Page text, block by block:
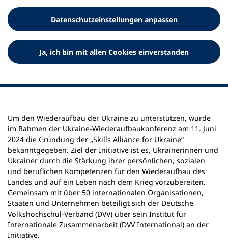
i
Datenschutz­einstellungen anpassen
Ja, ich bin mit allen Cookies einverstanden
Landes
DVV International ist Partner der „Skills Alliance for
Ukraine“
Um den Wiederaufbau der Ukraine zu unterstützen, wurde
im Rahmen der Ukraine-Wiederaufbaukonferenz am 11. Juni
2024 die Gründung der „Skills Alliance for Ukraine“
bekanntgegeben. Ziel der Initiative ist es, Ukrainerinnen und
Ukrainer durch die Stärkung ihrer persönlichen, sozialen
und beruflichen Kompetenzen für den Wiederaufbau des
Landes und auf ein Leben nach dem Krieg vorzubereiten.
Gemeinsam mit über 50 internationalen Organisationen,
Staaten und Unternehmen beteiligt sich der Deutsche
Volkshochschul-Verband (DVV) über sein Institut für
Internationale Zusammenarbeit (DVV International) an der
Initiative.